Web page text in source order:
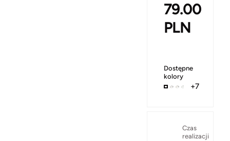
79.00
PLN
Dostępne
kolory
+7
Czas
realizacji